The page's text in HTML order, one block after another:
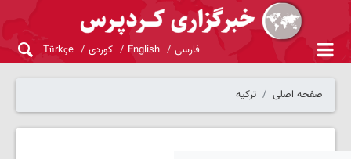
فارسی English کوردی Türkçe
صفحه اصلی ترکیه